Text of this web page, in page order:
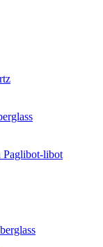
Paglibot-libot